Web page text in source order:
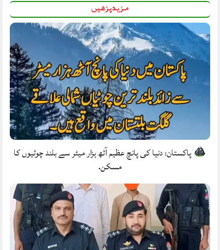
مزید پڑھیں
پاکستان: دنیا کی پانچ عظیم آٹھ ہزار میٹر سے بلند چوٹیوں کا
مسکن.